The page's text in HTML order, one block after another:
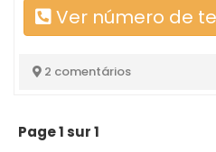
Ver número de
2 comentários
Page 1 sur 1